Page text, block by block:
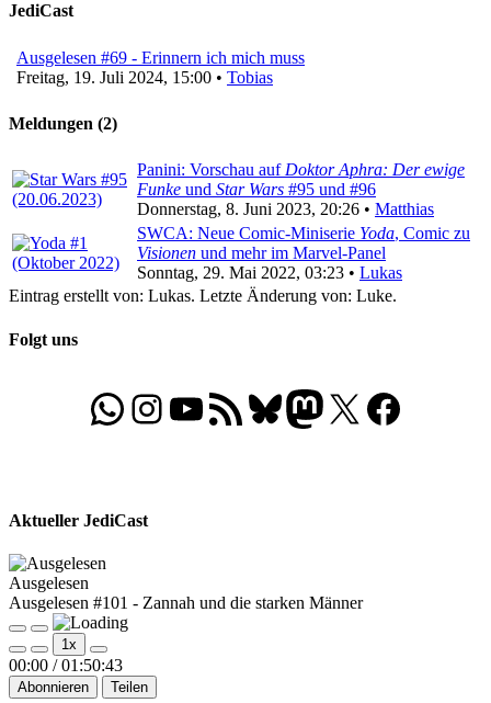
JediCast
Ausgelesen #69 - Erinnern ich mich muss
Freitag, 19. Juli 2024, 15:00 • Tobias
Meldungen (2)
Panini: Vorschau auf Doktor Aphra: Der ewige
Funke und Star Wars #95 und #96
Donnerstag, 8. Juni 2023, 20:26 • Matthias
SWCA: Neue Comic-Miniserie Yoda, Comic zu
Visionen und mehr im Marvel-Panel
Sonntag, 29. Mai 2022, 03:23 • Lukas
Eintrag erstellt von: Lukas. Letzte Änderung von: Luke.
Folgt uns
WhatsApp
Folgt uns auf Instagram
Besucht unseren YouTube-Kanal
RSS-FeedBluesky
Folgt uns auf Mastodon
X Folgt uns auf
Aktueller JediCast
Ausgelesen
Ausgelesen #101 - Zannah und die starken Männer
Play
Episode
Pause
Episode
1x
00:00 / 01:50:43
Abonnieren Teilen